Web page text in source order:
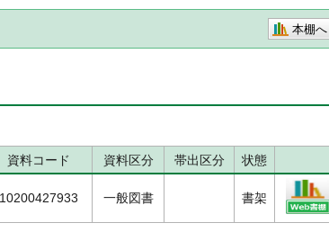
本棚へ
資料コード 資料区分 帯出区分 状態
10200427933 一般図書 書架